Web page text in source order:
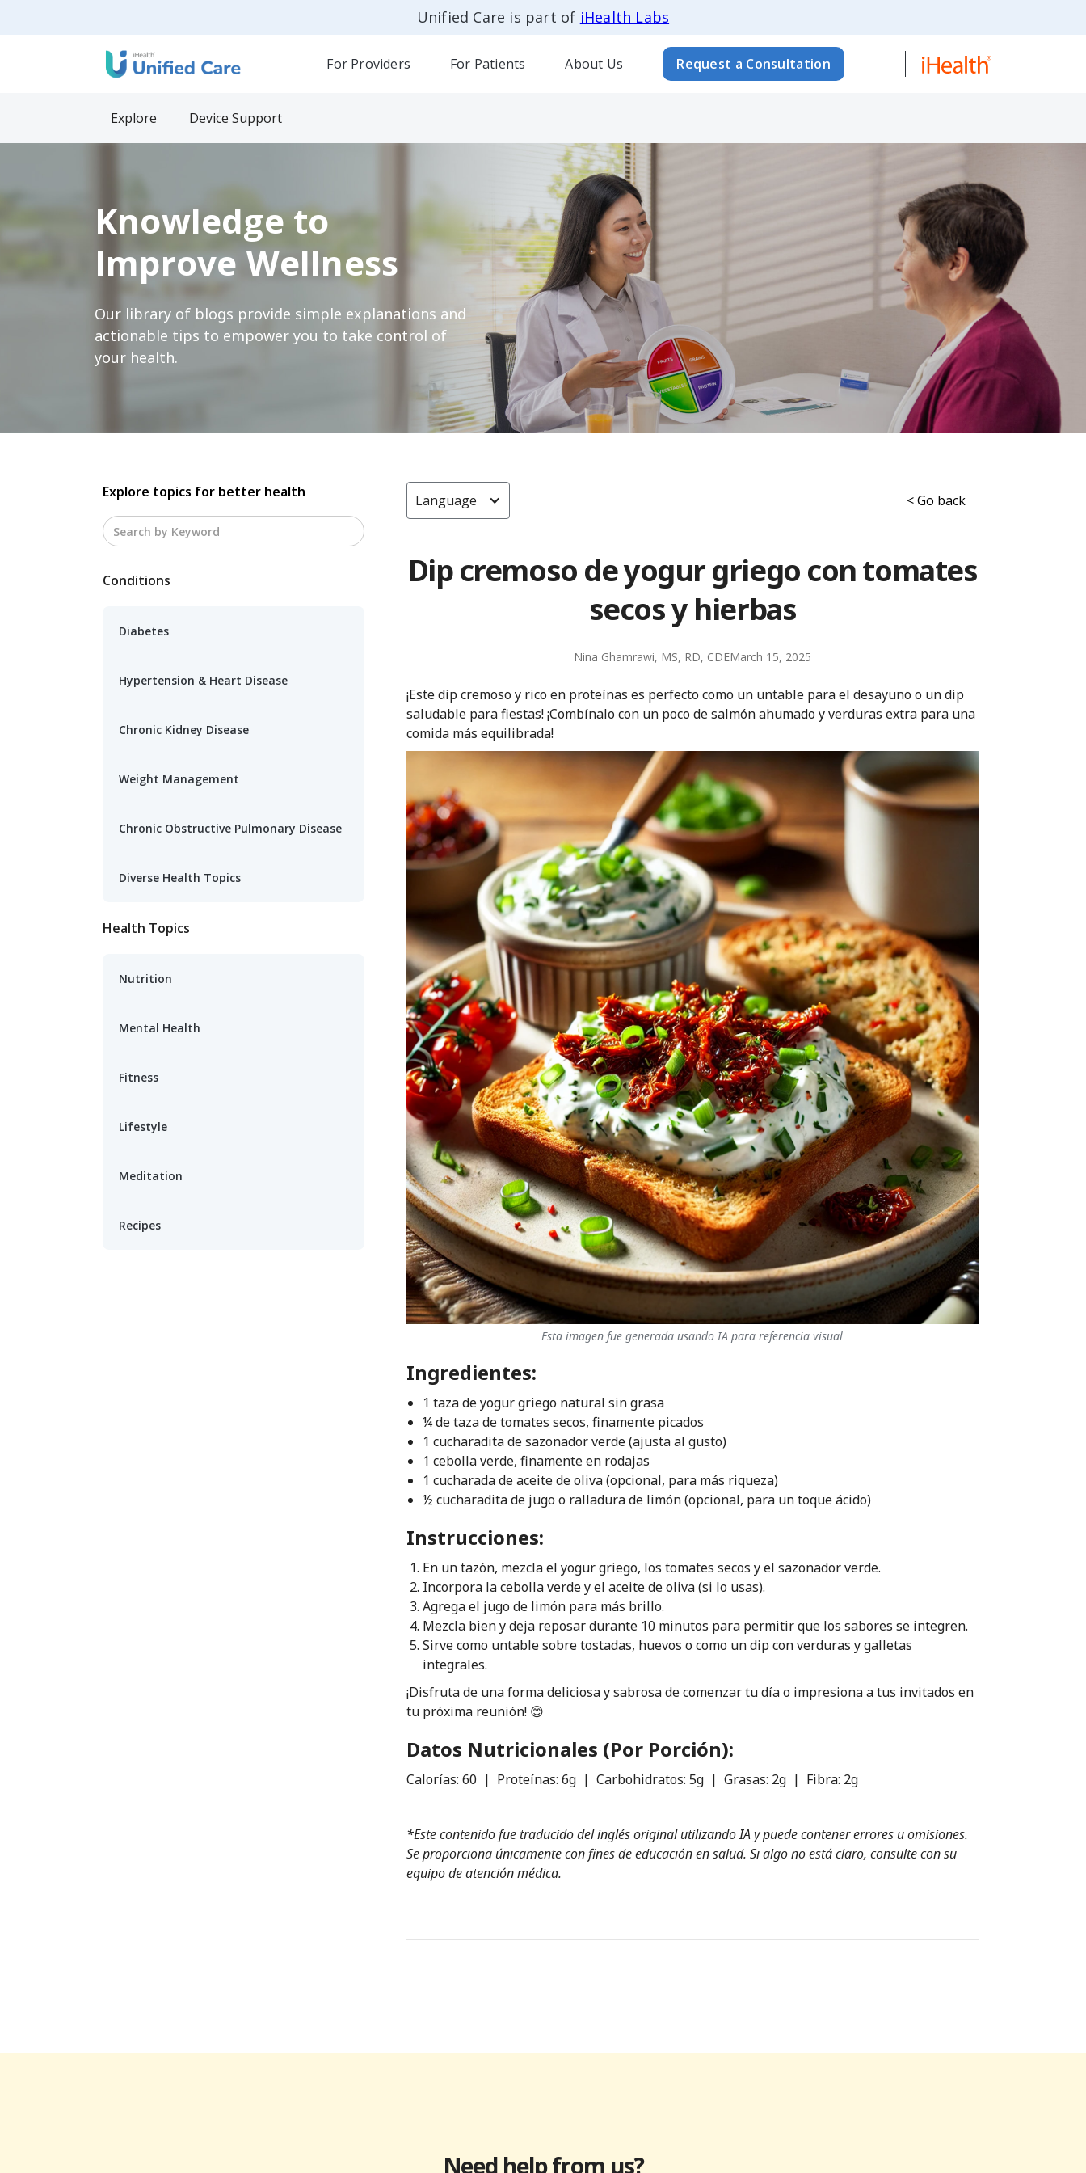
Unified Care is part of iHealth Labs
For Providers For Patients About Us Request a Consultation
Explore Device Support
Knowledge to
Improve Wellness
Our library of blogs provide simple explanations and
actionable tips to empower you to take control of
your health.
Explore topics for better health
Conditions
Diabetes
Hypertension & Heart Disease
Chronic Kidney Disease
Weight Management
Chronic Obstructive Pulmonary Disease
Diverse Health Topics
Health Topics
Nutrition
Mental Health
Fitness
Lifestyle
Meditation
Recipes
Language < Go back
Dip cremoso de yogur griego con tomates
secos y hierbas
Nina Ghamrawi, MS, RD, CDEMarch 15, 2025
¡Este dip cremoso y rico en proteínas es perfecto como un untable para el desayuno o un dip
saludable para fiestas! ¡Combínalo con un poco de salmón ahumado y verduras extra para una
comida más equilibrada!
Esta imagen fue generada usando IA para referencia visual
Ingredientes:
1 taza de yogur griego natural sin grasa
¼ de taza de tomates secos, finamente picados
1 cucharadita de sazonador verde (ajusta al gusto)
1 cebolla verde, finamente en rodajas
1 cucharada de aceite de oliva (opcional, para más riqueza)
½ cucharadita de jugo o ralladura de limón (opcional, para un toque ácido)
Instrucciones:
En un tazón, mezcla el yogur griego, los tomates secos y el sazonador verde.
Incorpora la cebolla verde y el aceite de oliva (si lo usas).
Agrega el jugo de limón para más brillo.
Mezcla bien y deja reposar durante 10 minutos para permitir que los sabores se integren.
Sirve como untable sobre tostadas, huevos o como un dip con verduras y galletas
integrales.
¡Disfruta de una forma deliciosa y sabrosa de comenzar tu día o impresiona a tus invitados en
tu próxima reunión! 😊
Datos Nutricionales (Por Porción):
Calorías: 60 | Proteínas: 6g | Carbohidratos: 5g | Grasas: 2g | Fibra: 2g
*Este contenido fue traducido del inglés original utilizando IA y puede contener errores u omisiones.
Se proporciona únicamente con fines de educación en salud. Si algo no está claro, consulte con su
equipo de atención médica.
Need help from us?